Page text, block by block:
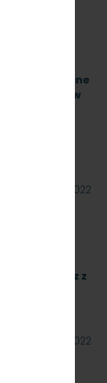
szyn
30 mb,
AX wykonane
– 518/03/07 w
Sp. z o.o.
i dostawę
30…
09 września 2022
wraz z
taboru
02 września 2022